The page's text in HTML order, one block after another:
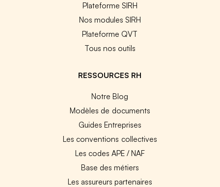
Plateforme SIRH
Nos modules SIRH
Plateforme QVT
Tous nos outils
RESSOURCES RH
Notre Blog
Modèles de documents
Guides Entreprises
Les conventions collectives
Les codes APE / NAF
Base des métiers
Les assureurs partenaires